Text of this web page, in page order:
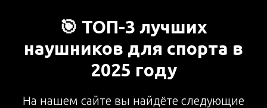
🎯 ТОП-3 лучших
наушников для спорта в
2025 году
На нашем сайте вы найдёте следующие